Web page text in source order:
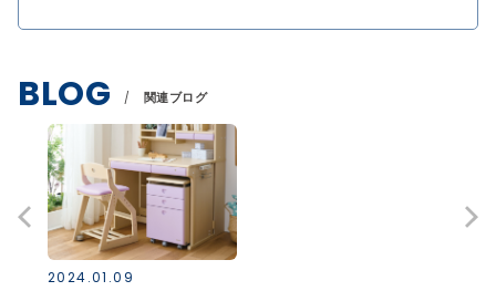
BLOG 関連ブログ
2024.01.09